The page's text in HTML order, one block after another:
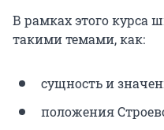
В рамках этого курса
такими темами, как:
сущность и
положения